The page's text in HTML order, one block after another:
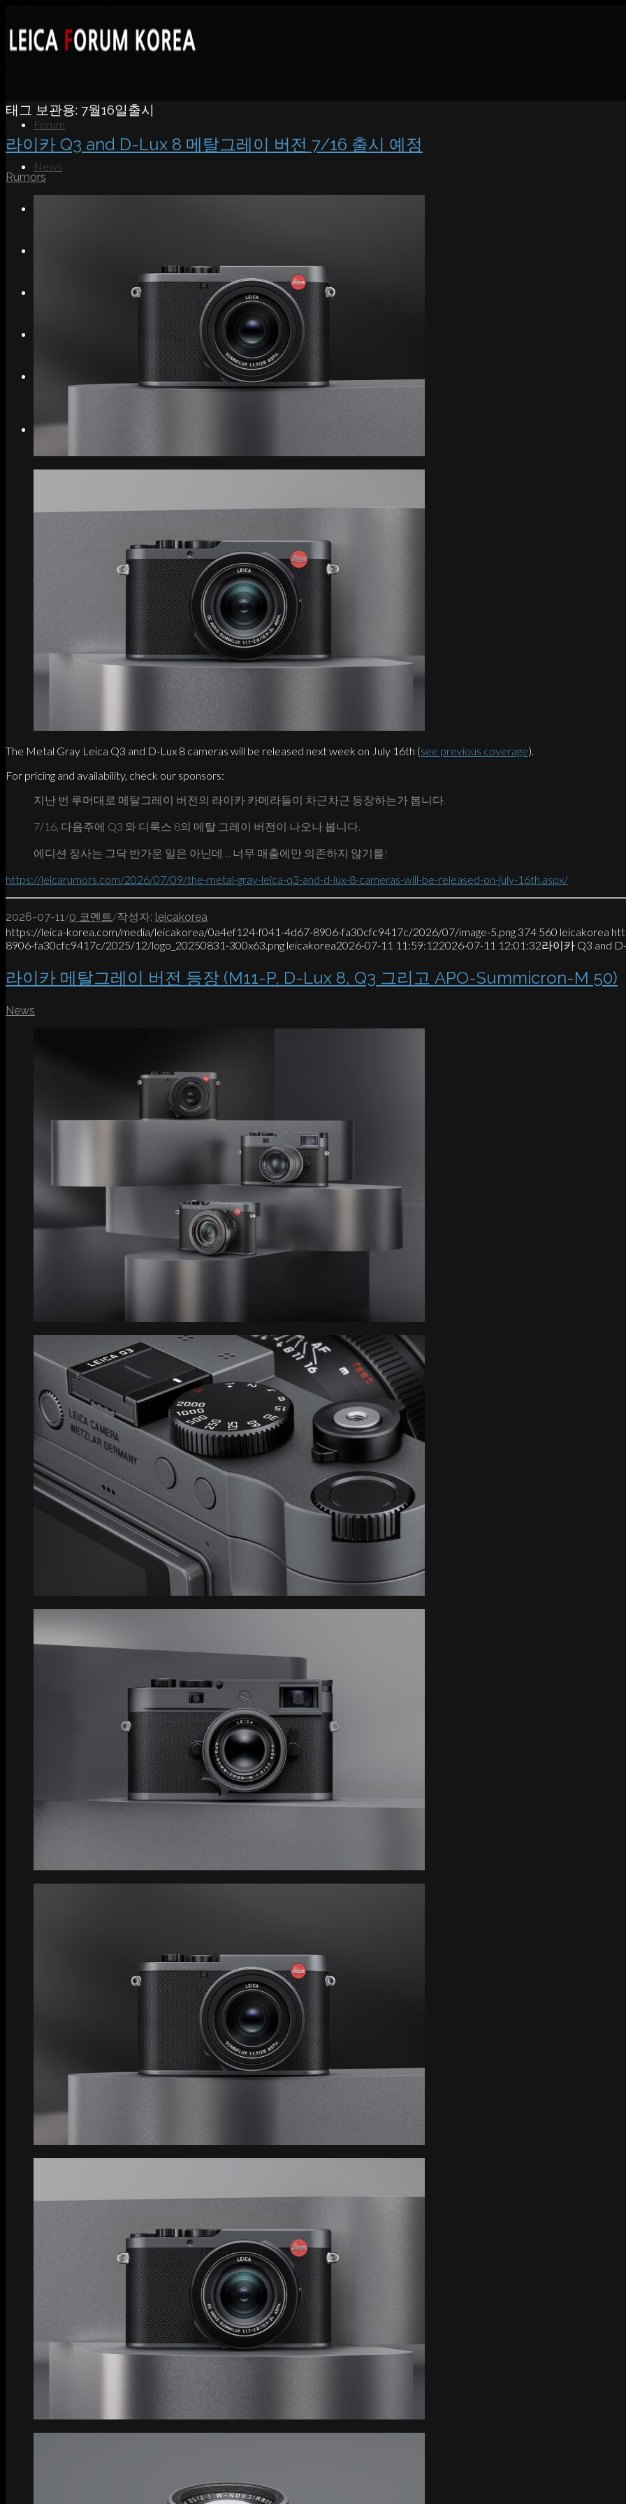
Forum
News
Link to Instagram
태그 보관용: 7월16일출시
라이카 Q3 and D-Lux 8 메탈그레이 버전 7/16 출시 예정
Rumors
The Metal Gray Leica Q3 and D-Lux 8 cameras will be released next week on July 16th (see previous coverage).
For pricing and availability, check our sponsors:
지난 번 루머대로 메탈그레이 버전의 라이카 카메라들이 차근차근 등장하는가 봅니다.
7/16, 다음주에 Q3 와 디룩스 8의 메탈 그레이 버전이 나오나 봅니다.
에디션 장사는 그닥 반가운 일은 아닌데… 너무 매출에만 의존하지 않기를!
https://leicarumors.com/2026/07/09/the-metal-gray-leica-q3-and-d-lux-8-cameras-will-be-released-on-july-16th.aspx/
2026-07-11 /0 코멘트 /작성자: leicakorea
https://leica-korea.com/media/leicakorea/0a4ef124-f041-4d67-8906-fa30cfc9417c/2026/07/image-5.png 374 560 leicakorea
8906-fa30cfc9417c/2025/12/logo_20250831-300x63.png leicakorea2026-07-11 11:59:122026-07-11 12:01:32라이카 Q3 and
라이카 메탈그레이 버전 등장 (M11-P, D-Lux 8, Q3 그리고 APO-Summicron-M 50)
News